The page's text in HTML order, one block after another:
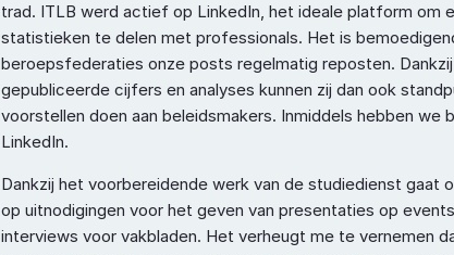
trad. ITLB werd actief op LinkedIn, het ideale platform om
statistieken te delen met professionals. Het is
beroepsfederaties onze posts regelmatig reposten.
gepubliceerde cijfers en analyses kunnen zij dan ook
voorstellen doen aan beleidsmakers. Inmiddels hebben we
LinkedIn.
Dankzij het voorbereidende werk van de studiedienst gaat
op uitnodigingen voor het geven van presentaties op
interviews voor vakbladen. Het verheugt me te vernemen